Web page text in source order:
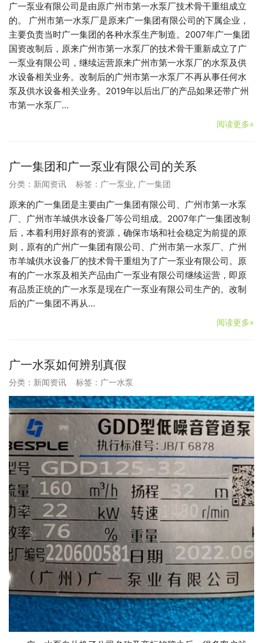
广一泵业有限公司是由原广州市第一水泵厂技术骨干重组成立
的。 广州市第一水泵厂是原来广一集团有限公司的下属企业，
主要负责当时广一集团的各种水泵生产制造。2007年广一集团
国资改制后，原来广州市第一水泵厂的技术骨干重新成立了广
一泵业有限公司，继续运营原来广州市第一水泵厂的水泵及供
水设备相关业务。改制后的广州市第一水泵厂不再从事任何水
泵及供水设备相关业务。2019年以后出厂的产品如果还带广州
市第一水泵厂…
阅读更多»
广一集团和广一泵业有限公司的关系
分类： 新闻资讯 标签： 广一泵业, 广一集团
原来的广一集团是主要由广一集团有限公司、广州市第一水泵
厂、广州市羊城供水设备厂等公司组成。2007年广一集团改制
后，本着利用好原有的资源，确保市场和社会稳定为前提的原
则，原有的广州广一集团有限公司、广州市第一水泵厂、广州
市羊城供水设备厂的技术骨干重组为了广一泵业有限公司。原
有的广一水泵及相关产品由广一泵业有限公司继续运营，即原
有品质正统的广一水泵是现在广一泵业有限公司生产的。改制
后的广一集团不再从…
阅读更多»
广一水泵如何辨别真假
分类： 新闻资讯 标签： 广一水泵